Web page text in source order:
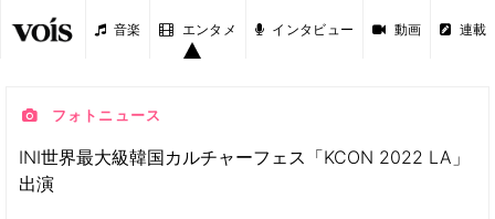
音楽 エンタメ インタビュー 動画 連載
フォトニュース
INI世界最大級韓国カルチャーフェス「KCON 2022 LA」
出演